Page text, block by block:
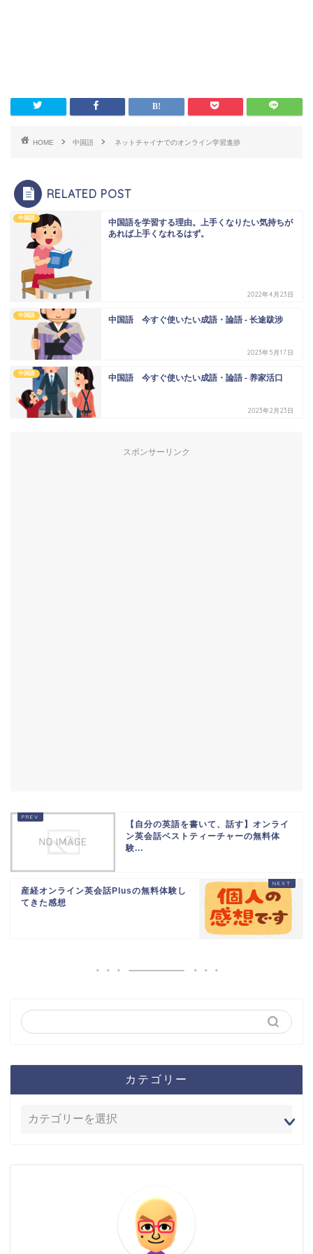
HOME 中国語 ネットチャイナでのオンライン学習進捗
RELATED POST
中国語
中国語を学習する理由。上手くなりたい気持ちが
あれば上手くなれるはず。
2022年4月23日
中国語 中国語 今すぐ使いたい成語・論語 - 长途跋涉
2023年5月17日
中国語 中国語 今すぐ使いたい成語・論語 - 养家活口
2023年2月23日
スポンサーリンク
【自分の英語を書いて、話す】オンライ
ン英会話ベストティーチャーの無料体
験...
産経オンライン英会話Plusの無料体験し
てきた感想
カテゴリー